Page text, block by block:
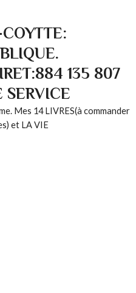
135 807
SERVICE
Mes 14 LIVRES(à commander
et LA VIE